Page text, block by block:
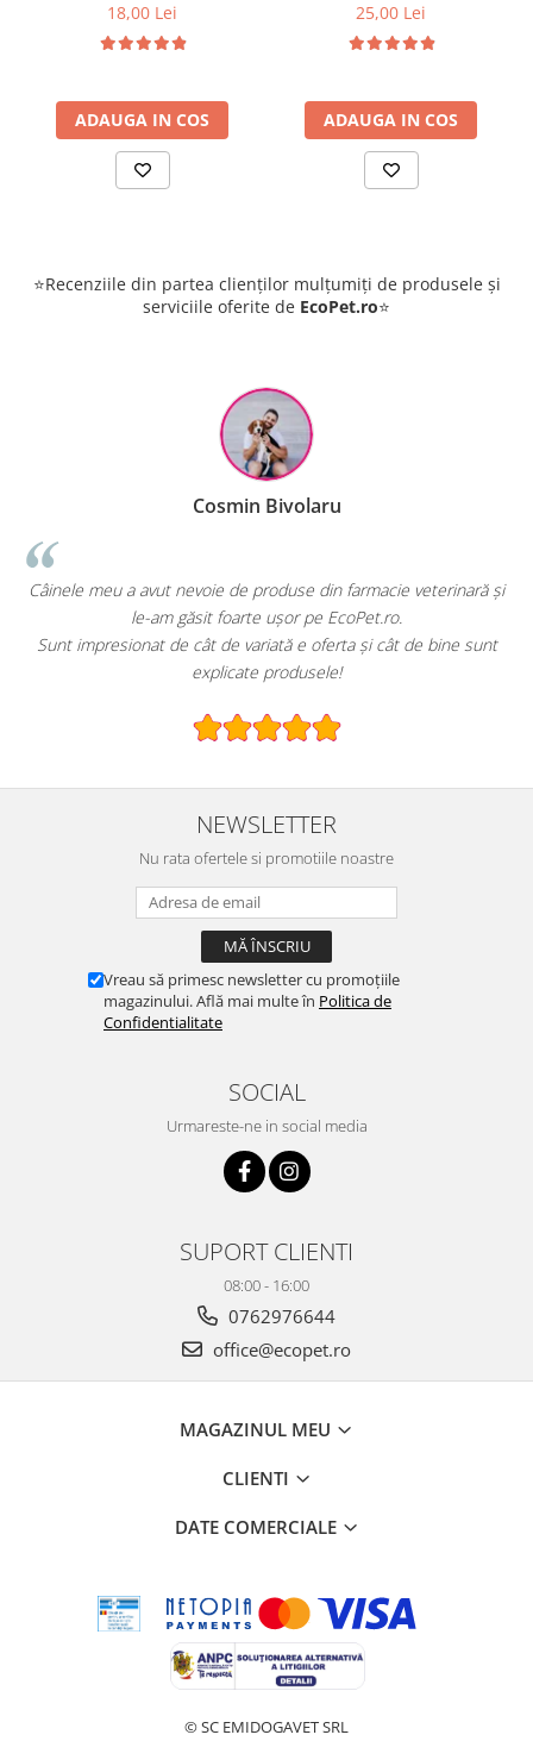
18,00 Lei
ADAUGA IN COS
25,00 Lei
ADAUGA IN COS
⭐Recenziile din partea clienților mulțumiți de produsele și
serviciile oferite de EcoPet.ro⭐
Cosmin Bivolaru
Câinele meu a avut nevoie de produse din farmacie veterinară și
le-am găsit foarte ușor pe EcoPet.ro.
Sunt impresionat de cât de variată e oferta și cât de bine sunt
explicate produsele!
NEWSLETTER
Nu rata ofertele si promotiile noastre
Vreau să primesc newsletter cu promoțiile
magazinului. Află mai multe în Politica de
Confidentialitate
SOCIAL
Urmareste-ne in social media
SUPORT CLIENTI
08:00 - 16:00
0762976644
office@ecopet.ro
MAGAZINUL MEU
CLIENTI
DATE COMERCIALE
© SC EMIDOGAVET SRL